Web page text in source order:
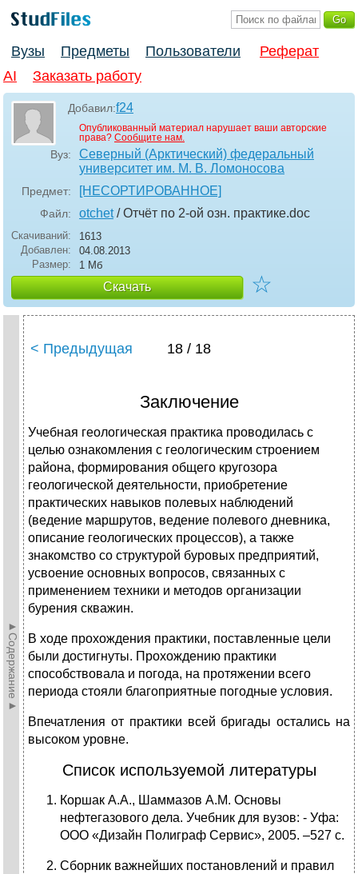
Вузы Предметы Пользователи
Реферат
AI
Заказать работу
Добавил:f24
Опубликованный материал нарушает ваши авторские
права? Сообщите нам.
Вуз:
Северный (Арктический) федеральный
университет им. М. В. Ломоносова
Предмет: [НЕСОРТИРОВАННОЕ]
Файл: otchet/ Отчёт по 2-ой озн. практике.doc
Скачиваний:
1613
Добавлен:
04.08.2013
Размер:
1 Мб
Скачать ☆
►Содержание►
< Предыдущая 18 / 18
Заключение
Учебная геологическая практика проводилась с
целью ознакомления с геологическим строением
района, формирования общего кругозора
геологической деятельности, приобретение
практических навыков полевых наблюдений
(ведение маршрутов, ведение полевого дневника,
описание геологических процессов), а также
знакомство со структурой буровых предприятий,
усвоение основных вопросов, связанных с
применением техники и методов организации
бурения скважин.
В ходе прохождения практики, поставленные цели
были достигнуты. Прохождению практики
способствовала и погода, на протяжении всего
периода стояли благоприятные погодные условия.
Впечатления от практики всей бригады остались на
высоком уровне.
Список используемой литературы
Коршак А.А., Шаммазов А.М. Основы
нефтегазового дела. Учебник для вузов: - Уфа:
ООО «Дизайн Полиграф Сервис», 2005. –527 с.
Сборник важнейших постановлений и правил